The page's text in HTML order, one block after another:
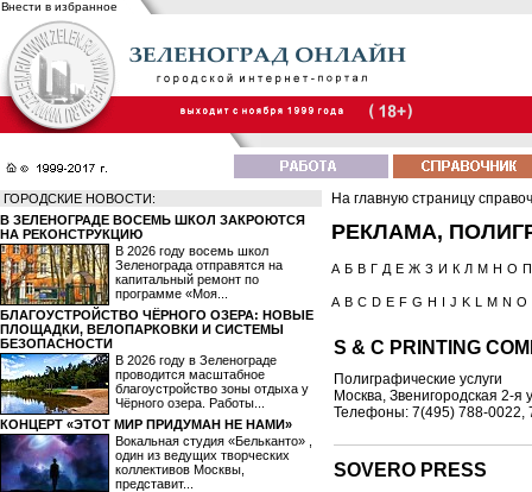
Внести в избранное
ГОРОДСКИЕ НОВОСТИ:
В ЗЕЛЕНОГРАДЕ ВОСЕМЬ ШКОЛ ЗАКРОЮТСЯ
НА РЕКОНСТРУКЦИЮ
В 2026 году восемь школ
Зеленограда отправятся на
капитальный ремонт по
программе «Моя...
БЛАГОУСТРОЙСТВО ЧЁРНОГО ОЗЕРА: НОВЫЕ
ПЛОЩАДКИ, ВЕЛОПАРКОВКИ И СИСТЕМЫ
БЕЗОПАСНОСТИ
В 2026 году в Зеленограде
проводится масштабное
благоустройство зоны отдыха у
Чёрного озера. Работы...
КОНЦЕРТ «ЭТОТ МИР ПРИДУМАН НЕ НАМИ»
Вокальная студия «Бельканто» ,
один из ведущих творческих
коллективов Москвы,
представит...
На главную страницу
РЕКЛАМА,
А Б В Г Д Е Ж З И К Л М Н О П
A B C D E F G H J K L M N O
S & C PRINTING
Полиграфические услуги
Москва, Звенигородская 2-я
Телефоны: 7(495) 788-0022,
SOVERO PRESS